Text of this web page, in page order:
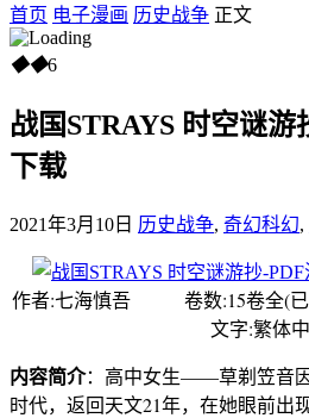
首页 电子漫画 历史战争 正文
◆◆6
战国STRAYS 时空谜
下载
2021年3月10日 历史战争, 奇幻科幻,
作者:七海慎吾 卷数:15卷
文字:繁体
内容简介：高中女生——草剃笠音
时代，返回天文21年，在她眼前出